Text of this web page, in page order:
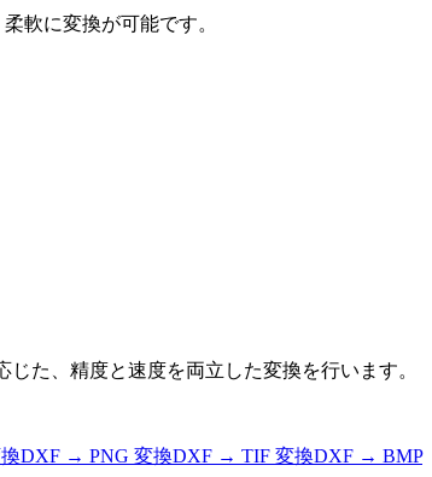
軟に変換が可能です。
た、精度と速度を両立した変換を行います。
DXF → PNG 変換DXF → TIF 変換DXF → BMP